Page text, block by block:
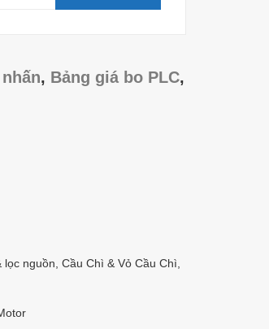
, Bảng giá bo PLC,
nguồn, Cầu Chì & Vỏ Cầu Chì,